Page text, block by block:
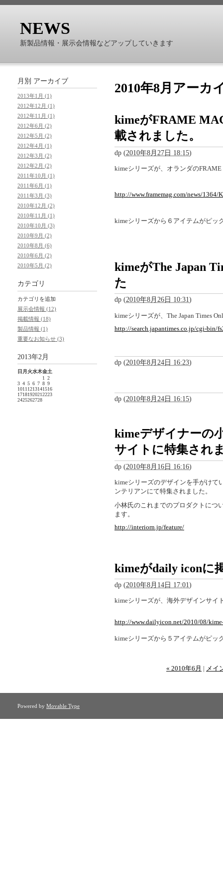
NEWS
新製品情報・展示会情報などアップしていきます
2010年8月アーカ
kimeがFRAME
載されました。
dp (2010年8月27日 18:15)
kimeシリーズが、オランダの
http://www.framemag.com/news/
kimeシリーズから６アイテムがピッ
kimeがThe Japan
た
dp (2010年8月26日 10:31)
kimeシリーズが、The Japan Times
http://search.japantimes.co.jp/cgi-bin/
dp (2010年8月24日 16:23)
dp (2010年8月24日 16:15)
kimeデザイナーの
サイトに特集され
dp (2010年8月16日 16:16)
kimeシリーズのデザインを手がけて
ンテリアンにて特集されました。
小林氏のこれまでのプロダクトにつ
ます。
http://interiorn.jp/feature/
kimeがdaily iconに
dp (2010年8月14日 17:01)
kimeシリーズが、海外デザインサイ
http://www.dailyicon.net/2010/08/
kimeシリーズから５アイテムがピッ
« 2010年6月 | メイ
月別 アーカイブ
2013年1月 (1)
2012年12月 (1)
2012年11月 (1)
2012年6月 (2)
2012年5月 (2)
2012年4月 (1)
2012年3月 (2)
2012年2月 (2)
2011年10月 (1)
2011年6月 (1)
2011年3月 (3)
2010年12月 (2)
2010年11月 (1)
2010年10月 (3)
2010年9月 (2)
2010年8月 (6)
2010年6月 (2)
2010年5月 (2)
カテゴリ
カテゴリを追加
展示会情報 (12)
掲載情報 (18)
製品情報 (1)
重要なお知らせ (3)
2013年2月
日 月 火水木金土
1
2
3 4 5 6 7 8 9
1011 1213141516
17181920212223
2425262728
Powered by Movable Type